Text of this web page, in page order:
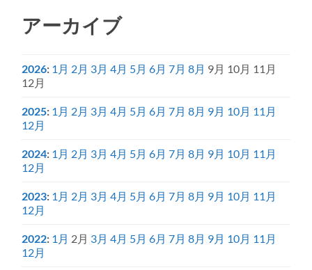
アーカイブ
2026: 1月 2月 3月 4月 5月 6月 7月 8月 9月 10月 11月
12月
2025: 1月 2月 3月 4月 5月 6月 7月 8月 9月 10月 11月
12月
2024: 1月 2月 3月 4月 5月 6月 7月 8月 9月 10月 11月
12月
2023: 1月 2月 3月 4月 5月 6月 7月 8月 9月 10月 11月
12月
2022: 1月 2月 3月 4月 5月 6月 7月 8月 9月 10月 11月
12月